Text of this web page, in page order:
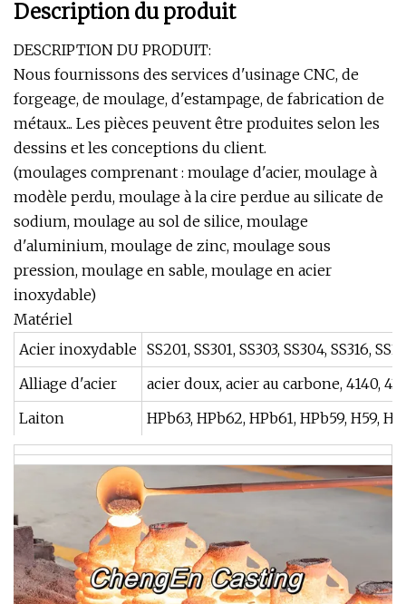
Description du produit
DESCRIPTION DU PRODUIT:
Nous fournissons des services d'usinage CNC, de
forgeage, de moulage, d'estampage, de fabrication de
métaux... Les pièces peuvent être produites selon les
dessins et les conceptions du client.
(moulages comprenant : moulage d'acier, moulage à
modèle perdu, moulage à la cire perdue au silicate de
sodium, moulage au sol de silice, moulage
d'aluminium, moulage de zinc, moulage sous
pression, moulage en sable, moulage en acier
inoxydable)
Matériel
Acier inoxydable SS201, SS301, SS303, SS304, SS316,
Alliage d'acier
acier doux, acier au carbone, 4140,
Laiton
HPb63, HPb62, HPb61, HPb59, H59,